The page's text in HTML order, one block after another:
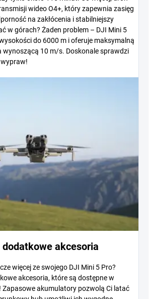
wideo O4+, który zapewnia zasięg
na zakłócenia i stabilniejszy
w górach? Żaden problem – DJI Mini 5
do 6000 m i oferuje maksymalną
wynoszącą 10 m/s. Doskonale sprawdzi
akcesoria
więcej ze swojego DJI Mini 5 Pro?
akcesoria, które są dostępne w
Zapasowe akumulatory pozwolą Ci latać